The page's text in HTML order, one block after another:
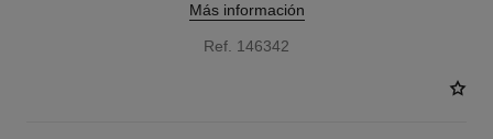
Más información
Ref. 146342